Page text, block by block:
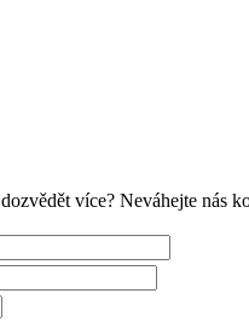
více? Neváhejte nás